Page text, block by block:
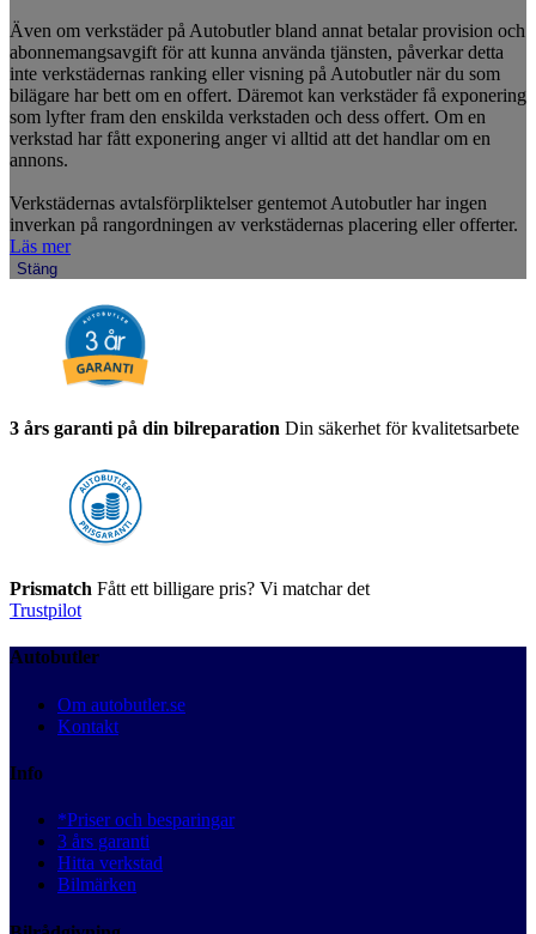
Även om verkstäder på Autobutler bland annat betalar provision och
abonnemangsavgift för att kunna använda tjänsten, påverkar detta
inte verkstädernas ranking eller visning på Autobutler när du som
bilägare har bett om en offert. Däremot kan verkstäder få exponering
som lyfter fram den enskilda verkstaden och dess offert. Om en
verkstad har fått exponering anger vi alltid att det handlar om en
annons.
Verkstädernas avtalsförpliktelser gentemot Autobutler har ingen
inverkan på rangordningen av verkstädernas placering eller offerter.
Läs mer
Stäng
3 års garanti på din bilreparation Din säkerhet för kvalitetsarbete
Prismatch Fått ett billigare pris? Vi matchar det
Trustpilot
Autobutler
Om autobutler.se
Kontakt
Info
*Priser och besparingar
3 års garanti
Hitta verkstad
Bilmärken